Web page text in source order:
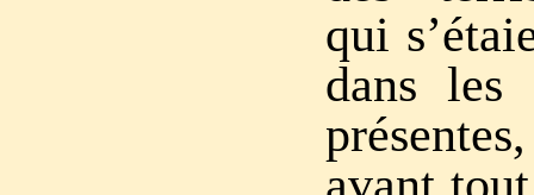
qui
dans les